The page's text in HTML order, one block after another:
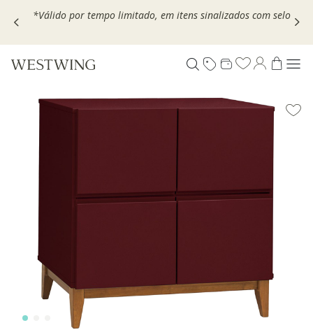
*Válido por tempo limitado, em itens sinalizados com selo